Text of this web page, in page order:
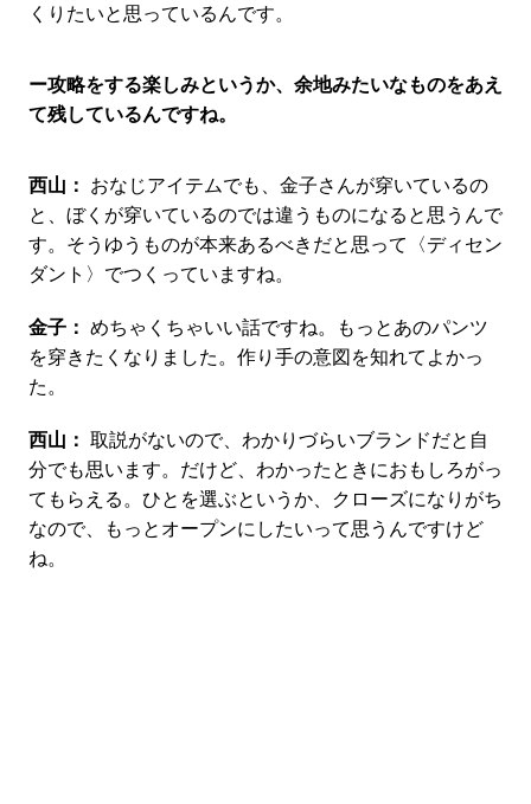
くりたいと思っているんです。
ー攻略をする楽しみというか、余地みたいなものをあえ
て残しているんですね。
西山： おなじアイテムでも、金子さんが穿いているの
と、ぼくが穿いているのでは違うものになると思うんで
す。そうゆうものが本来あるべきだと思って〈ディセン
ダント〉でつくっていますね。
金子： めちゃくちゃいい話ですね。もっとあのパンツ
を穿きたくなりました。作り手の意図を知れてよかっ
た。
西山： 取説がないので、わかりづらいブランドだと自
分でも思います。だけど、わかったときにおもしろがっ
てもらえる。ひとを選ぶというか、クローズになりがち
なので、もっとオープンにしたいって思うんですけど
ね。